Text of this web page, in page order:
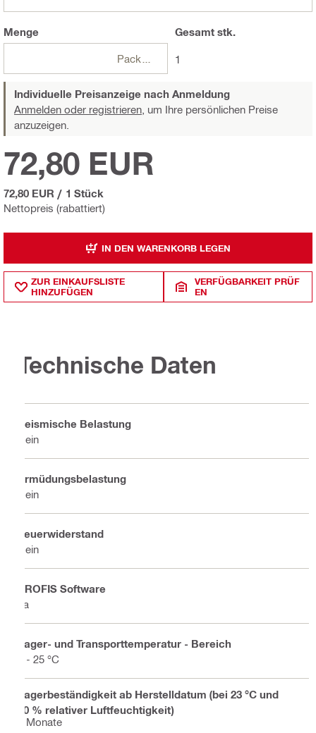
Menge
Packungen
Gesamtstk.
1
Individuelle Preisanzeige nach Anmeldung
Anmelden oder registrieren, um Ihre persönlichen Preise
anzuzeigen.
Nettopreis (rabattiert)
72,80 EUR
72,80 EUR / 1 Stück
IN DEN WARENKORB LEGEN
ZUR EINKAUFSLISTE
HINZUFÜGEN
VERFÜGBARKEIT PRÜF
EN
Technische Daten
Seismische Belastung
Nein
Ermüdungsbelastung
Nein
Feuerwiderstand
Nein
PROFIS Software
Ja
Lager- und Transporttemperatur - Bereich
5 - 25 °C
Lagerbeständigkeit ab Herstelldatum (bei 23 °C und
50 % relativer Luftfeuchtigkeit)
9 Monate